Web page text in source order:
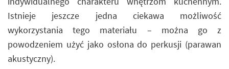
Istnieje jeszcze jedna ciekawa możliwość
wykorzystania tego materiału – można go z
powodzeniem użyć jako osłona do perkusji (parawan
akustyczny).